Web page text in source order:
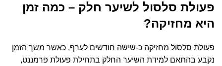
פעולת סלסול לשיער חלק – כמה זמן
היא מחזיקה?
פעולת סלסול מחזיקה כ-שישה חודשים לערף, כאשר משך הזמן
נקבע בהתאם למידת השיער החלק בתחילת פעולת פרמננט,